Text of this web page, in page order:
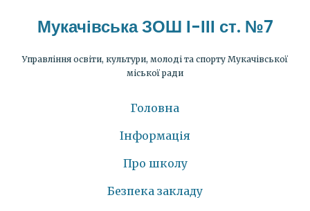
Мукачівська ЗОШ І-ІІІ ст. №7
Управління освіти, культури, молоді та спорту Мукачівської
міської ради
Головна
Інформація
Про школу
Безпека закладу